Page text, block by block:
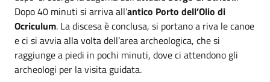
Dopo 40 minuti si arriva all’antico Porto dell’Olio di
Ocriculum. La discesa è conclusa, si portano a riva le canoe
e ci si avvia alla volta dell’area archeologica, che si
raggiunge a piedi in pochi minuti, dove ci attendono gli
archeologi per la visita guidata.